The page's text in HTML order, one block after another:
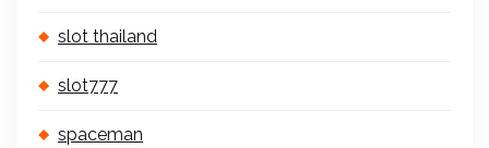
slot thailand
slot777
spaceman